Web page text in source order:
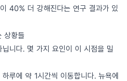
40% 더 강해진다는 연구 결과가 있
상황들
니다. 몇 가지 요인이 이 시점을 밀
루에 약 1시간씩 이동합니다. 뉴욕에